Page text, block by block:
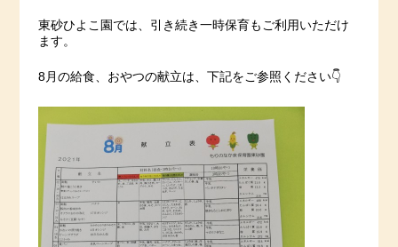
東砂ひよこ園では、引き続き一時保育もご利用いただけ
ます。
8月の給食、おやつの献立は、下記をご参照ください👇